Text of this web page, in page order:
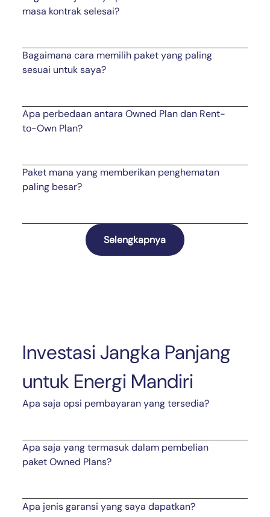
masa kontrak selesai?
Bagaimana cara memilih paket yang paling
sesuai untuk saya?
Apa perbedaan antara Owned Plan dan Rent-
to-Own Plan?
Paket mana yang memberikan penghematan
paling besar?
Selengkapnya
Investasi Jangka Panjang
untuk Energi Mandiri
Apa saja opsi pembayaran yang tersedia?
Apa saja yang termasuk dalam pembelian
paket Owned Plans?
Apa jenis garansi yang saya dapatkan?